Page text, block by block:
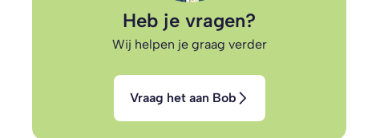
Heb je vragen?
Wij helpen je graag verder
Vraag het aan Bob